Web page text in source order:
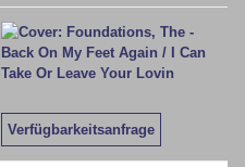
Verfügbarkeitsanfrage